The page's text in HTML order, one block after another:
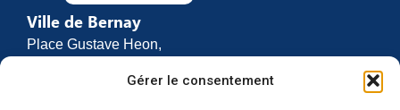
Gérer le consentement
Ville de Bernay
Place Gustave Heon,
27307 BERNAY